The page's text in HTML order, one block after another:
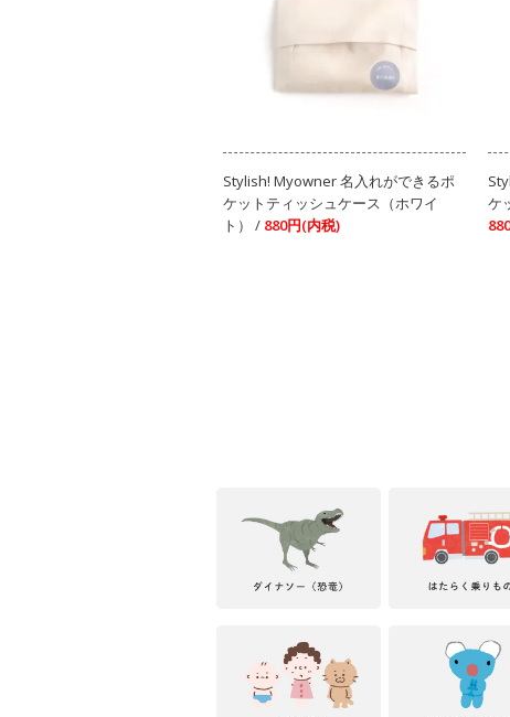
Stylish! Myowner 名入れができるポ
ケットティッシュケース（ホワイ
ト） / 880円(内税)
ケ